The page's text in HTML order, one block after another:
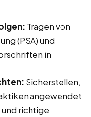
Tragen von
(PSA) und
in
Sicherstellen,
angewendet
richtige